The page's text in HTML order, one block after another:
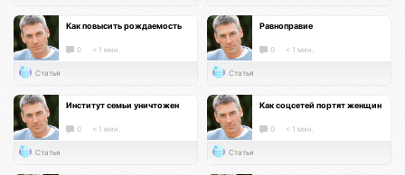
Как повысить рождаемость
0 < 1 мин.
Статья
Равноправие
0 < 1 мин.
Статья
Институт семьи уничтожен
0 < 1 мин.
Статья
Как соцсетей портят женщин
0 < 1 мин.
Статья